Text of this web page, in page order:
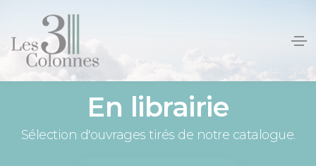
En librairie
Sélection d'ouvrages tirés de notre catalogue.